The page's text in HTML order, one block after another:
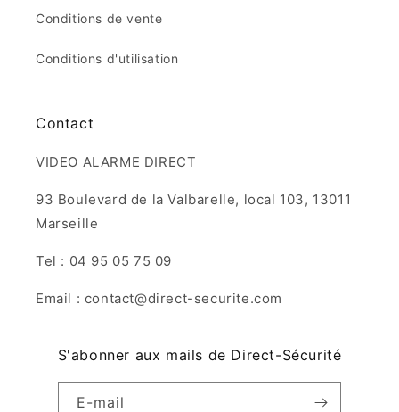
Conditions de vente
Conditions d'utilisation
Contact
VIDEO ALARME DIRECT
93 Boulevard de la Valbarelle, local 103, 13011
Marseille
Tel : 04 95 05 75 09
Email : contact@direct-securite.com
S'abonner aux mails de Direct-Sécurité
E-mail